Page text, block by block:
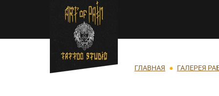
Перейти к основному содержанию
Строка навигации
ГЛАВНАЯ ГАЛЕРЕЯ